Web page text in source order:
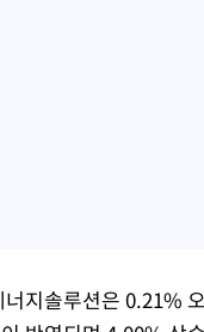
지솔루션은 0.21%